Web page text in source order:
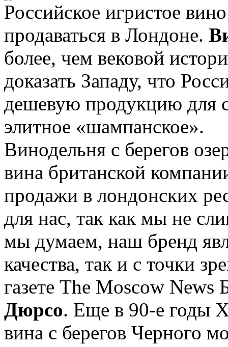
Российское игристое
продаваться в Лондоне.
более, чем вековой
доказать Западу, что
дешевую продукцию для
элитное «шампанское».
Винодельня с берегов
вина британской
продажи в лондонских
для нас, так как мы не
мы думаем, наш бренд
качества, так и с точки
газете The Moscow News
Дюрсо. Еще в 90-е годы
вина с берегов Черного